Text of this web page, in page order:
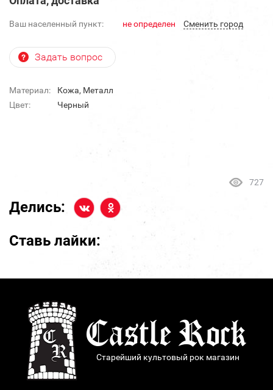
Ваш населенный пункт: не определен Cменить город
Задать вопрос
Материал:
Кожа, Металл
Цвет:
Черный
727
Делись:
Ставь лайки:
Старейший культовый рок магазин